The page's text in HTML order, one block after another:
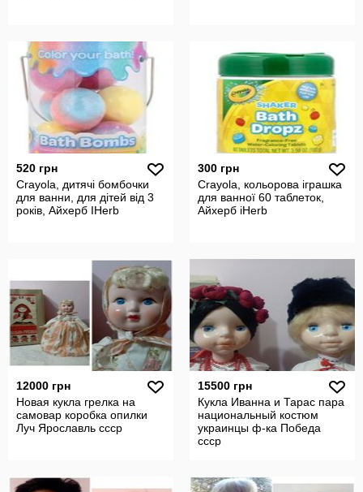
520 грн
Crayola, дитячі бомбочки
для ванни, для дітей від 3
років, Айхерб IHerb
300 грн
Crayola, кольорова іграшка
для ванної 60 таблеток,
Айхерб iHerb
12000 грн
Новая кукла грелка на
самовар коробка опилки
Луч Ярославль ссср
15500 грн
Кукла Иванна и Тарас пара
национальный костюм
украинцы ф-ка Победа
ссср